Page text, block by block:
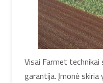
Visai Farmet
garantija. Įmonė